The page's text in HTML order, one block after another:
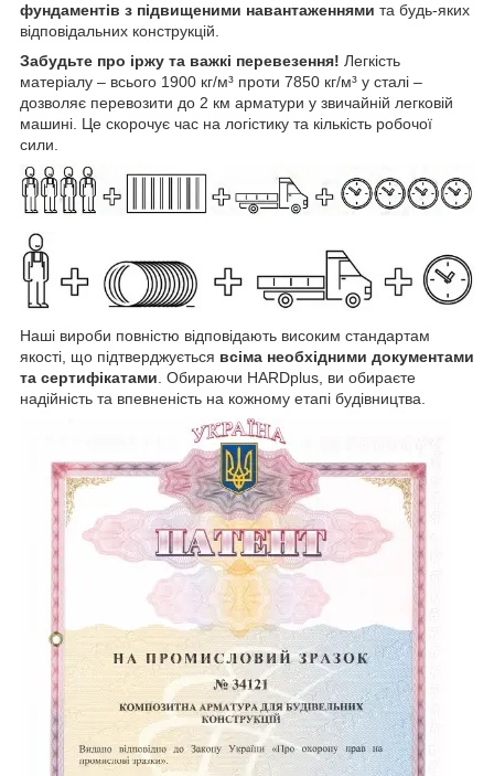
фундаментів з підвищеними навантаженнями та будь-яких
відповідальних конструкцій.
Забудьте про іржу та важкі перевезення! Легкість
матеріалу – всього 1900 кг/м³ проти 7850 кг/м³ у сталі –
дозволяє перевозити до 2 км арматури у звичайній легковій
машині. Це скорочує час на логістику та кількість робочої
сили.
Наші вироби повністю відповідають високим стандартам
якості, що підтверджується всіма необхідними документами
та сертифікатами . Обираючи HARDplus, ви обираєте
надійність та впевненість на кожному етапі будівництва.